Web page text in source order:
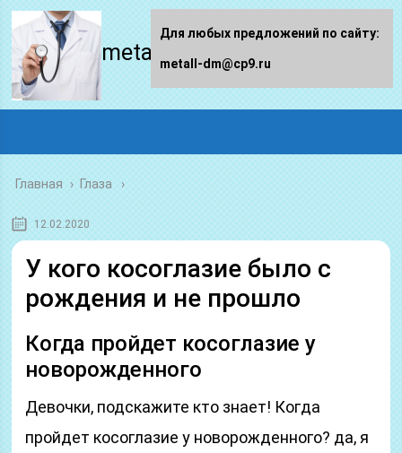
metall-dm.ru
Главная › Глаза
12.02.2020
У кого косоглазие было с
рождения и не прошло
Когда пройдет косоглазие у
новорожденного
Девочки, подскажите кто знает! Когда
пройдет косоглазие у новорожденного? да, я
Для любых предложений по сайту:
metall-dm@cp9.ru